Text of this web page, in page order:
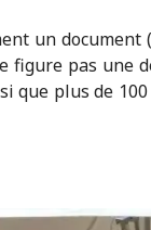
un
figure pas une
que plus de